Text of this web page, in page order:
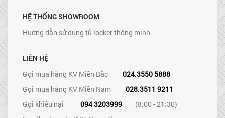
HỆ THỐNG SHOWROOM
Hướng dẫn sử dụng tủ locker thông minh
LIÊN HỆ
Gọi mua hàng KV Miền Bắc
024.3550 5888
Gọi mua hàng KV Miền Nam
028.3511 9211
Gọi khiếu nại
094 3203999
(8:00 - 21:30)